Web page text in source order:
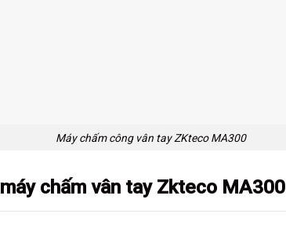
Máy chấm công vân tay ZKteco MA300
máy chấm vân tay Zkteco MA300